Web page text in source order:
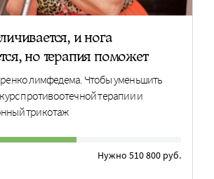
и нога
но терапия поможет
лимфедема. Чтобы уменьшить
противоотечной терапии и
трикотаж
Нужно 510 800 руб.